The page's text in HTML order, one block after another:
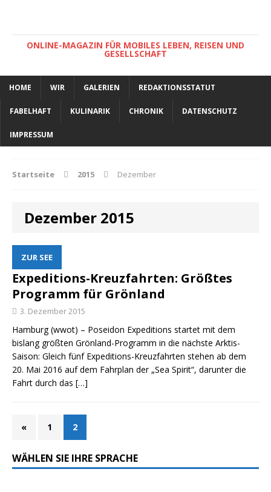
ONLINE-MAGAZIN FÜR MOBILES LEBEN, REISEN UND
GESELLSCHAFT
HOME WIR GALERIEN REDAKTIONSSTATUT
FABELHAFT KULINARIK CHRONIK DATENSCHUTZ
IMPRESSUM
Startseite 2015 Dezember
Dezember 2015
ZUR SEE
Expeditions-Kreuzfahrten: Größtes
Programm für Grönland
3. Dezember 2015
Hamburg (wwot) – Poseidon Expeditions startet mit dem
bislang größten Grönland-Programm in die nächste Arktis-
Saison: Gleich fünf Expeditions-Kreuzfahrten stehen ab dem
20. Mai 2016 auf dem Fahrplan der „Sea Spirit“, darunter die
Fahrt durch das […]
« 1 2
WÄHLEN SIE IHRE SPRACHE